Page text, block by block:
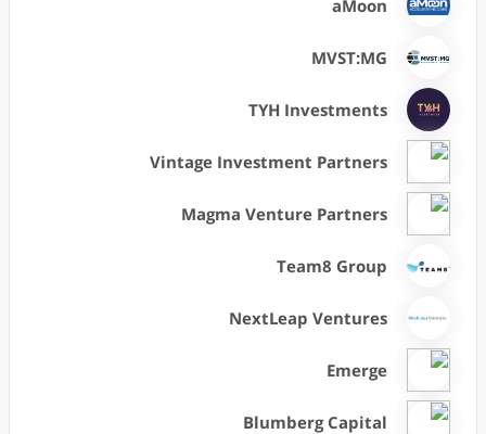
aMoon
MVST:MG
TYH Investments
Vintage Investment Partners
Magma Venture Partners
Team8 Group
NextLeap Ventures
Emerge
Blumberg Capital